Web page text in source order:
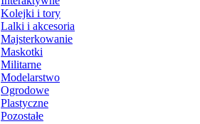
Kolejki i tory
Lalki i akcesoria
Majsterkowanie
Maskotki
Militarne
Modelarstwo
Ogrodowe
Plastyczne
Pozostałe